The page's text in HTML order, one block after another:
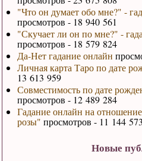
"Что он думает обо мне?" -
просмотров - 18 940 561
"Скучает ли он по мне?" -
просмотров - 18 579 824
Да-Нет гадание онлайн
Личная карта Таро по дате
13 613 959
Совместимость по дате
просмотров - 12 489 284
Гадание онлайн на
розы" просмотров - 11 144 573
Новые